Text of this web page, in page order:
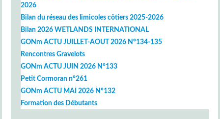
2026
Bilan du réseau des limicoles côtiers 2025-2026
Bilan 2026 WETLANDS INTERNATIONAL
GONm ACTU JUILLET-AOUT 2026 N°134-135
Rencontres Gravelots
GONm ACTU JUIN 2026 N°133
Petit Cormoran n°261
GONm ACTU MAI 2026 N°132
Formation des Débutants